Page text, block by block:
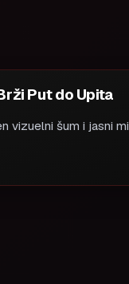
Put do Upita
vizuelni šum i jasni